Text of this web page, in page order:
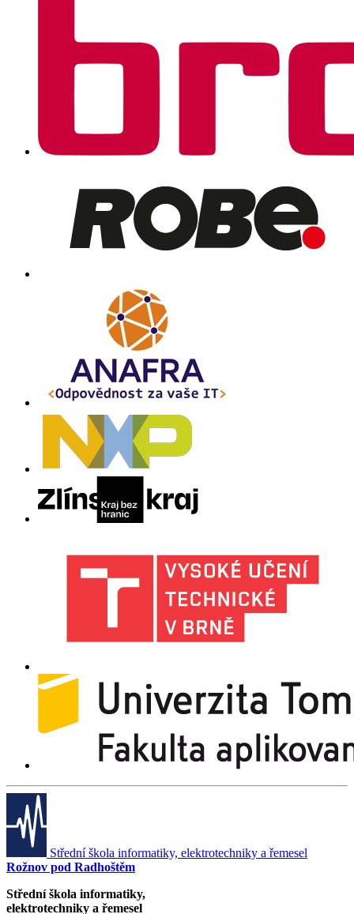
Střední škola informatiky, elektrotechniky a řemesel
Rožnov pod Radhoštěm
Střední škola informatiky,
elektrotechniky a řemesel